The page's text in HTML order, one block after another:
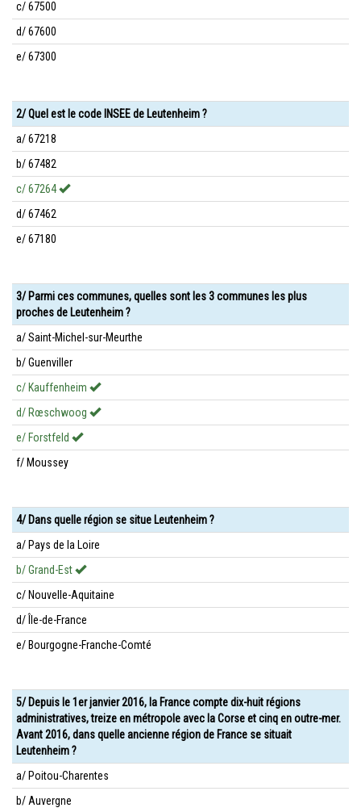
c/ 67500
d/ 67600
e/ 67300
2/ Quel est le code INSEE de Leutenheim ?
a/ 67218
b/ 67482
c/ 67264
d/ 67462
e/ 67180
3/ Parmi ces communes, quelles sont les 3 communes les plus
proches de Leutenheim ?
a/ Saint-Michel-sur-Meurthe
b/ Guenviller
c/ Kauffenheim
d/ Rœschwoog
e/ Forstfeld
f/ Moussey
4/ Dans quelle région se situe Leutenheim ?
a/ Pays de la Loire
b/ Grand-Est
c/ Nouvelle-Aquitaine
d/ Île-de-France
e/ Bourgogne-Franche-Comté
5/ Depuis le 1er janvier 2016, la France compte dix-huit régions
administratives, treize en métropole avec la Corse et cinq en outre-mer.
Avant 2016, dans quelle ancienne région de France se situait
Leutenheim ?
a/ Poitou-Charentes
b/ Auvergne